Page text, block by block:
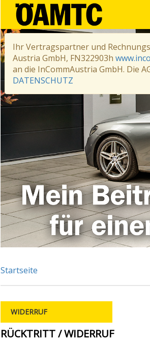
Ihr Vertragspartner und
Austria GmbH, FN322903h
an die InCommAustria GmbH. Die
DATENSCHUTZ
Startseite
WIDERRUF
RÜCKTRITT / WIDERRUF